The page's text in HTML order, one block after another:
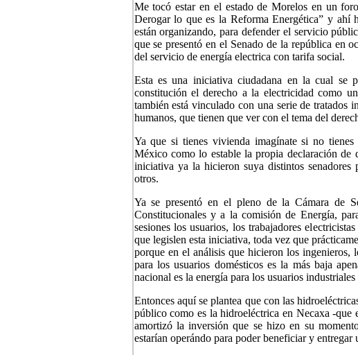
Me tocó estar en el estado de Morelos en un
Derogar lo que es la Reforma Energética” y ahí
están organizando, para defender el servicio
que se presentó en el Senado de la república en
del servicio de energía electrica con tarifa social.
Esta es una iniciativa ciudadana en la cual se
constitución el derecho a la electricidad como
también está vinculado con una serie de tratados
humanos, que tienen que ver con el tema del
Ya que si tienes vivienda imagínate si no
México como lo estable la propia declaración de
iniciativa ya la hicieron suya distintos
otros.
Ya se presentó en el pleno de la Cámara de
Constitucionales y a la comisión de Energía,
sesiones los usuarios, los trabajadores
que legislen esta iniciativa, toda vez que
porque en el análisis que hicieron los ingenieros,
para los usuarios domésticos es la más baja
nacional es la energía para los usuarios
Entonces aquí se plantea que con las
público como es la hidroeléctrica en Necaxa -
amortizó la inversión que se hizo en su
estarían operándo para poder beneficiar y entregar